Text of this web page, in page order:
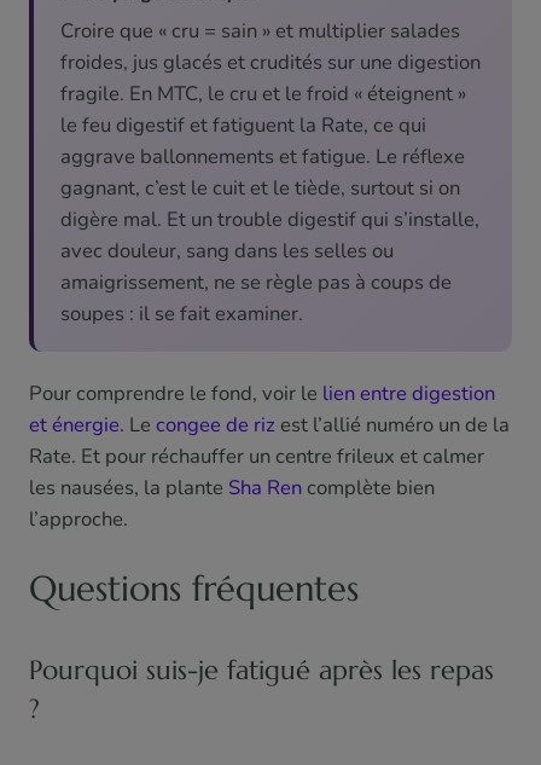
Croire que « cru = sain » et multiplier salades
froides, jus glacés et crudités sur une digestion
fragile. En MTC, le cru et le froid « éteignent »
le feu digestif et fatiguent la Rate, ce qui
aggrave ballonnements et fatigue. Le réflexe
gagnant, c’est le cuit et le tiède, surtout si on
digère mal. Et un trouble digestif qui s’installe,
avec douleur, sang dans les selles ou
amaigrissement, ne se règle pas à coups de
soupes : il se fait examiner.
Pour comprendre le fond, voir le lien entre digestion
et énergie. Le congee de riz est l’allié numéro un de la
Rate. Et pour réchauffer un centre frileux et calmer
les nausées, la plante Sha Ren complète bien
l’approche.
Questions fréquentes
Pourquoi suis-je fatigué après les repas
?